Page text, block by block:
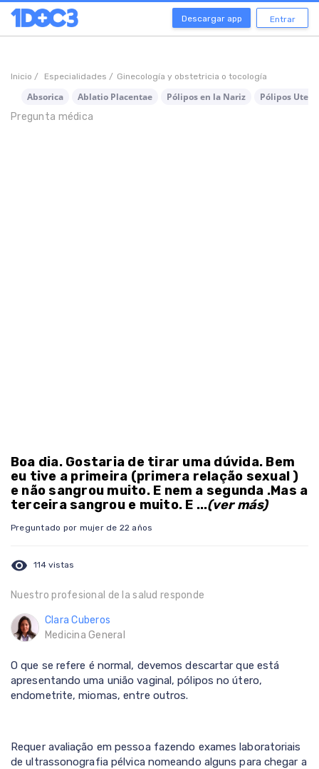
Descargar app Entrar
Inicio / Especialidades / Ginecología y obstetricia o tocología
Absorica Ablatio Placentae Pólipos en la Nariz
Pólipos
Pregunta médica
Boa dia. Gostaria de tirar uma dúvida. Bem
eu tive a primeira (primera relação sexual )
e não sangrou muito. E nem a segunda .Mas a
terceira sangrou e muito. E ...(ver más)
Preguntado por mujer de 22 años
visibility 114 vistas
Nuestro profesional de la salud responde
Clara Cuberos
Medicina General
O que se refere é normal, devemos descartar que está
apresentando uma união vaginal, pólipos no útero,
endometrite, miomas, entre outros.
Requer avaliação em pessoa fazendo exames laboratoriais
de ultrassonografia pélvica nomeando alguns para chegar a